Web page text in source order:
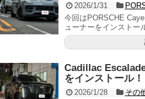
2026/1/31
今回はPORSCHE
ューナーをインストー
Cadillac
をインストール！
2026/1/28
その